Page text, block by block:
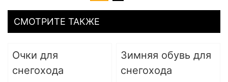
СМОТРИТЕ ТАКЖЕ
Очки для
снегохода
Зимняя обувь для
снегохода